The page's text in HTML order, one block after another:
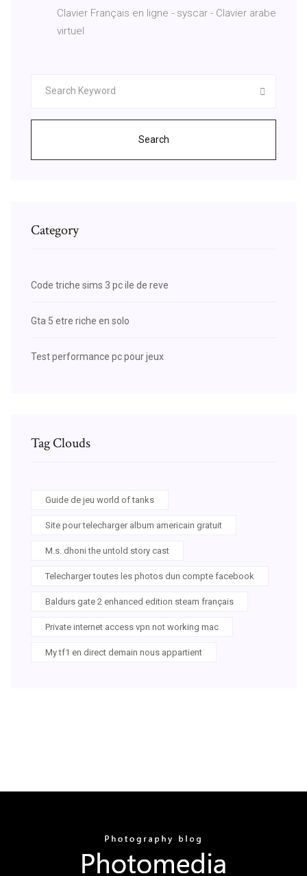
Clavier Français en ligne - syscar - Clavier arabe
virtuel
Search
Category
Code triche sims 3 pc ile de reve
Gta 5 etre riche en solo
Test performance pc pour jeux
Tag Clouds
Guide de jeu world of tanks
Site pour telecharger album americain gratuit
M.s. dhoni the untold story cast
Telecharger toutes les photos dun compte facebook
Baldurs gate 2 enhanced edition steam français
Private internet access vpn not working mac
My tf1 en direct demain nous appartient